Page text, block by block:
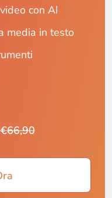
con AI
media in testo